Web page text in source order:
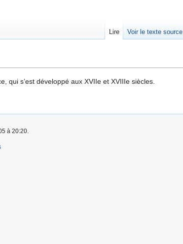
qui s’est développé aux XVIIe et XVIIIe siècles.
Lire Voir le texte source
à 20:20.